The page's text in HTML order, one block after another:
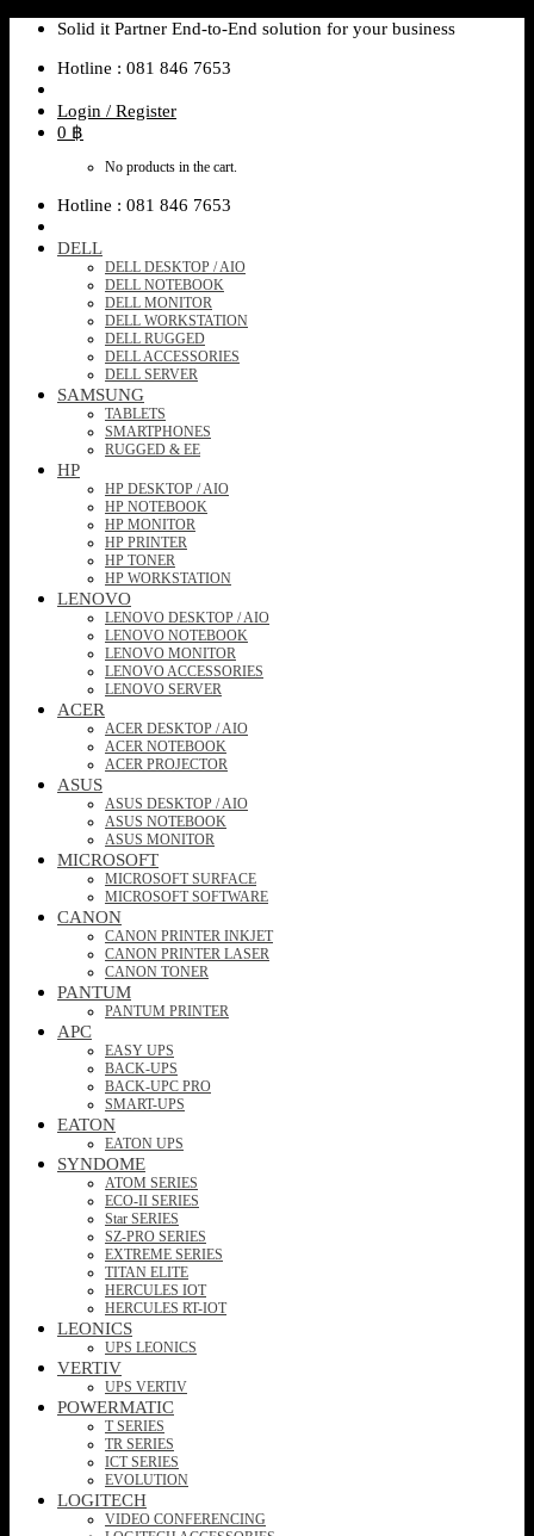
Skip
content
Solid it Partner End-to-End solution for your business
Hotline : 081 846 7653
Login / Register
0 ฿
No products in the cart.
Hotline : 081 846 7653
DELL
DELL DESKTOP / AIO
DELL NOTEBOOK
DELL MONITOR
DELL WORKSTATION
DELL RUGGED
DELL ACCESSORIES
DELL SERVER
SAMSUNG
TABLETS
SMARTPHONES
RUGGED & EE
HP
HP DESKTOP / AIO
HP NOTEBOOK
HP MONITOR
HP PRINTER
HP TONER
HP WORKSTATION
LENOVO
LENOVO DESKTOP / AIO
LENOVO NOTEBOOK
LENOVO MONITOR
LENOVO ACCESSORIES
LENOVO SERVER
ACER
ACER DESKTOP / AIO
ACER NOTEBOOK
ACER PROJECTOR
ASUS
ASUS DESKTOP / AIO
ASUS NOTEBOOK
ASUS MONITOR
MICROSOFT
MICROSOFT SURFACE
MICROSOFT SOFTWARE
CANON
CANON PRINTER INKJET
CANON PRINTER LASER
CANON TONER
PANTUM
PANTUM PRINTER
APC
EASY UPS
BACK-UPS
BACK-UPC PRO
SMART-UPS
EATON
EATON UPS
SYNDOME
ATOM SERIES
ECO-II SERIES
Star SERIES
SZ-PRO SERIES
EXTREME SERIES
TITAN ELITE
HERCULES IOT
HERCULES RT-IOT
LEONICS
UPS LEONICS
VERTIV
UPS VERTIV
POWERMATIC
T SERIES
TR SERIES
ICT SERIES
EVOLUTION
LOGITECH
VIDEO CONFERENCING